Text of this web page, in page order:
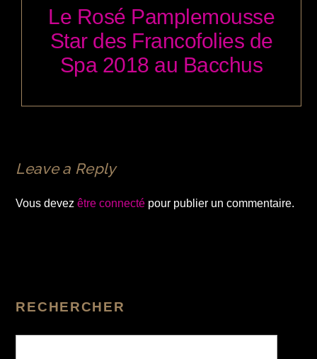
Le Rosé Pamplemousse
Star des Francofolies de
Spa 2018 au Bacchus
Leave a Reply
Vous devezêtre connecté pour publier un commentaire.
RECHERCHER